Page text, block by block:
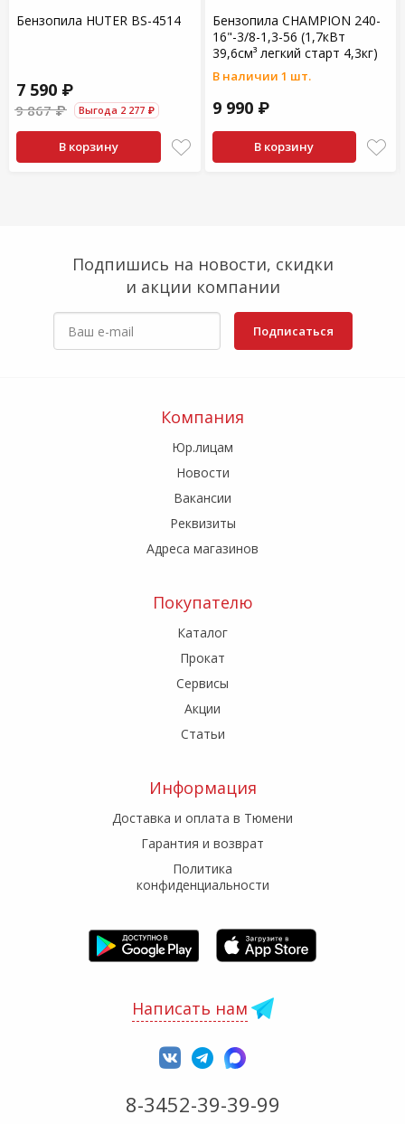
Бензопила HUTER BS-4514
7 590 ₽
9 867 ₽ Выгода 2 277 ₽
В корзину
Бензопила CHAMPION 240-
16"-3/8-1,3-56 (1,7кВт
39,6см³ легкий старт 4,3кг)
В наличии 1 шт.
9 990 ₽
В корзину
Подпишись на новости, скидки
и акции компании
Подписаться
Компания
Юр.лицам
Новости
Вакансии
Реквизиты
Адреса магазинов
Покупателю
Каталог
Прокат
Сервисы
Акции
Статьи
Информация
Доставка и оплата в Тюмени
Гарантия и возврат
Политика
конфиденциальности
Написать нам
8-3452-39-39-99